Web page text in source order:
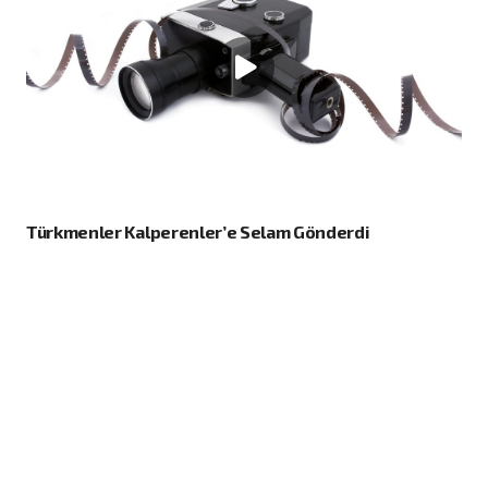
Türkmenler Kalperenler’e Selam Gönderdi